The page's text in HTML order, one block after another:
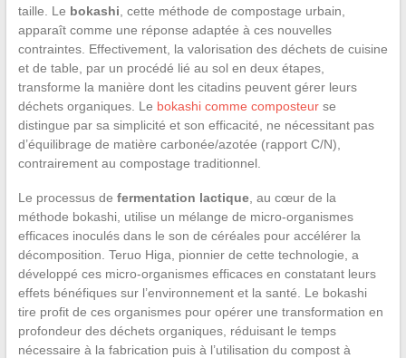
taille. Le bokashi , cette méthode de compostage urbain,
apparaît comme une réponse adaptée à ces nouvelles
contraintes. Effectivement, la valorisation des déchets de cuisine
et de table, par un procédé lié au sol en deux étapes,
transforme la manière dont les citadins peuvent gérer leurs
déchets organiques. Le bokashi comme composteurse
distingue par sa simplicité et son efficacité, ne nécessitant pas
d’équilibrage de matière carbonée/azotée (rapport C/N),
contrairement au compostage traditionnel.
Le processus de fermentation lactique, au cœur de la
méthode bokashi, utilise un mélange de micro-organismes
efficaces inoculés dans le son de céréales pour accélérer la
décomposition. Teruo Higa, pionnier de cette technologie, a
développé ces micro-organismes efficaces en constatant leurs
effets bénéfiques sur l’environnement et la santé. Le bokashi
tire profit de ces organismes pour opérer une transformation en
profondeur des déchets organiques, réduisant le temps
nécessaire à la fabrication puis à l’utilisation du compost à